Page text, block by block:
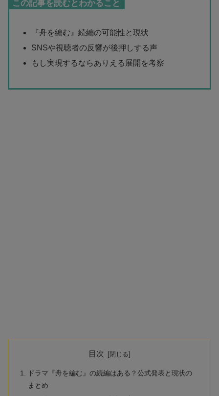
この記事を読むとわかること
『舟を編む』続編の可能性と現状
SNSや視聴者の反響が後押しする声
もし実現するならありえる展開を考察
目次
ドラマ『舟を編む』の続編はある？公式発表と現状の
まとめ